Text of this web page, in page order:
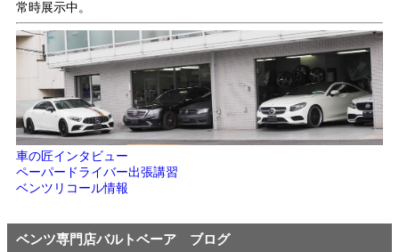
常時展示中。
車の匠インタビュー
ペーパードライバー出張講習
ベンツリコール情報
ベンツ専門店バルトベーア ブログ